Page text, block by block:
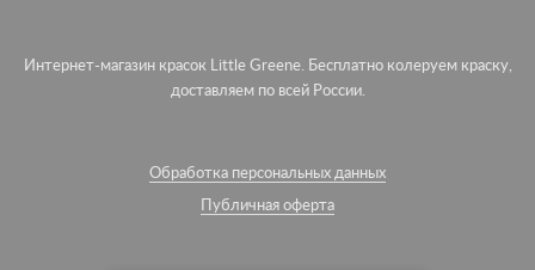
Интернет-магазин красок Little Greene. Бесплатно колеруем краску,
доставляем по всей России.
Обработка персональных данных
Публичная оферта